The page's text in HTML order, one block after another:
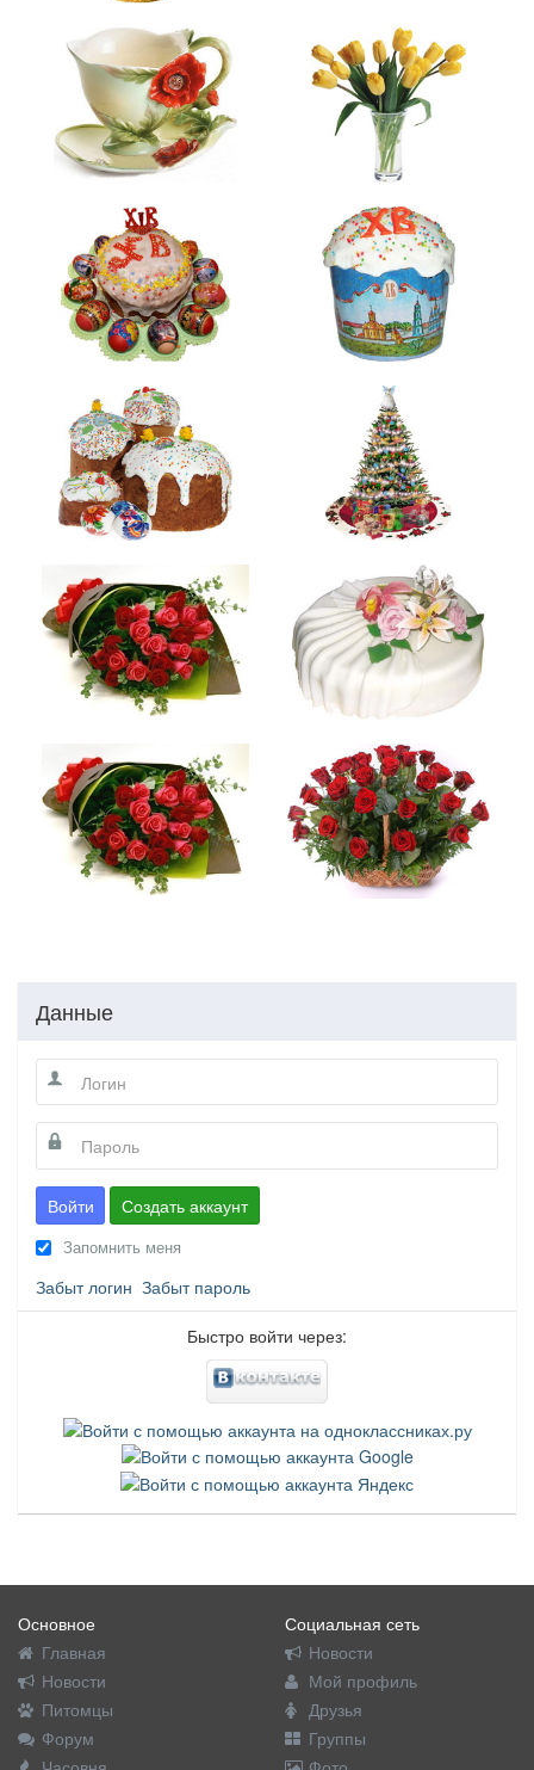
Данные
Войти Создать аккаунт
Запомнить меня
Забыт логин Забыт пароль
Быстро войти через:
Основное
Главная
Новости
Питомцы
Форум
Социальная сеть
Новости
Мой профиль
Друзья
Группы